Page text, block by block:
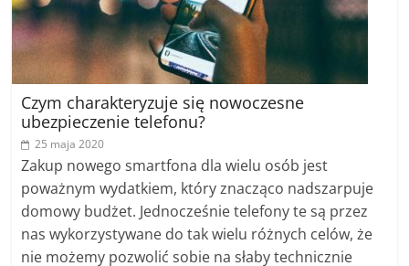
Czym charakteryzuje się nowoczesne
ubezpieczenie telefonu?
25 maja 2020
Zakup nowego smartfona dla wielu osób jest
poważnym wydatkiem, który znacząco nadszarpuje
domowy budżet. Jednocześnie telefony te są przez
nas wykorzystywane do tak wielu różnych celów, że
nie możemy pozwolić sobie na słaby technicznie